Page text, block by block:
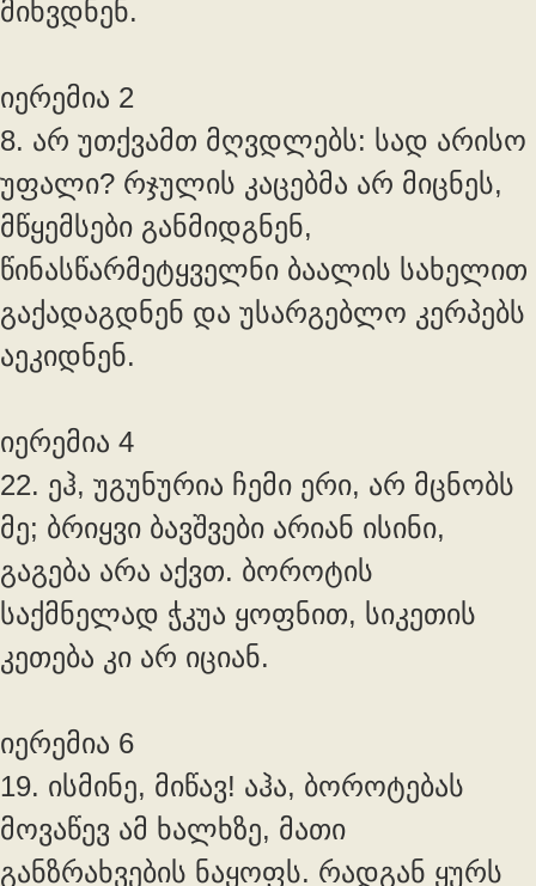
მიხვდნენ.
იერემია 2
8. არ უთქვამთ მღვდლებს: სად არისო
უფალი? რჯულის კაცებმა არ მიცნეს,
მწყემსები განმიდგნენ,
წინასწარმეტყველნი ბაალის სახელით
გაქადაგდნენ და უსარგებლო კერპებს
აეკიდნენ.
იერემია 4
22. ეჰ, უგუნურია ჩემი ერი, არ მცნობს
მე; ბრიყვი ბავშვები არიან ისინი,
გაგება არა აქვთ. ბოროტის
საქმნელად ჭკუა ყოფნით, სიკეთის
კეთება კი არ იციან.
იერემია 6
19. ისმინე, მიწავ! აჰა, ბოროტებას
მოვაწევ ამ ხალხზე, მათი
განზრახვების ნაყოფს. რადგან ყურს